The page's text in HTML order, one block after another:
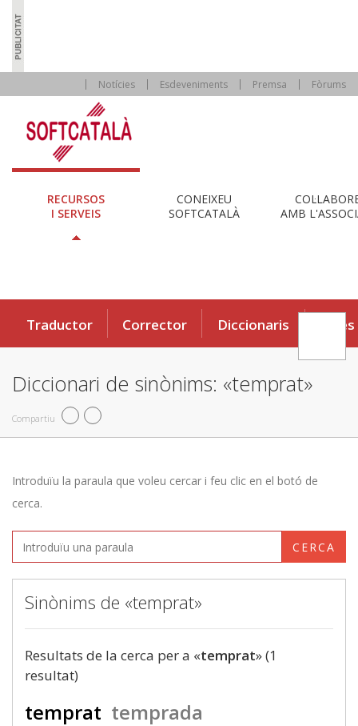
Notícies Esdeveniments Premsa Fòrums
RECURSOS
I SERVEIS
CONEIXEU
SOFTCATALÀ
AMB
Traductor Corrector Diccionaris Eines
Diccionari de sinònims: «temprat»
Compartiu
Introduïu la paraula que voleu cercar i feu clic en el botó de
cerca.
CERCA
Sinònims de «temprat»
Resultats de la cerca per a «temprat» (1
resultat)
temprat temprada